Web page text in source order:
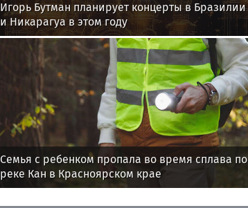
Игорь Бутман планирует концерты в Бразилии
и Никарагуа в этом году
Семья с ребенком пропала во время сплава по
реке Кан в Красноярском крае